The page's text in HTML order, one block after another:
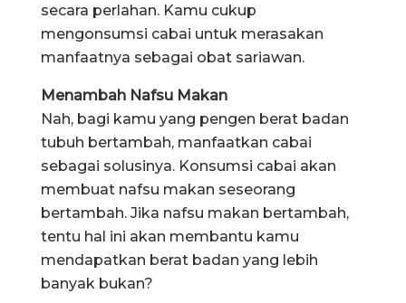
secara perlahan. Kamu cukup
mengonsumsi cabai untuk merasakan
manfaatnya sebagai obat sariawan.
Menambah Nafsu Makan
Nah, bagi kamu yang pengen berat badan
tubuh bertambah, manfaatkan cabai
sebagai solusinya. Konsumsi cabai akan
membuat nafsu makan seseorang
bertambah. Jika nafsu makan bertambah,
tentu hal ini akan membantu kamu
mendapatkan berat badan yang lebih
banyak bukan?